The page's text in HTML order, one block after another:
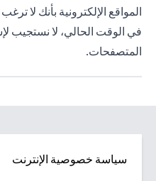
المواقع الإلكترونية بأنك لا
في الوقت الحالي، لا نستجيب
المتصفحات.
سياسة خصوصية الإنترنت